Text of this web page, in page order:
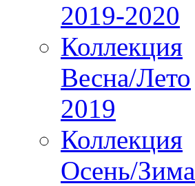
2019-2020
Коллекция
Весна/Лето
2019
Коллекция
Осень/Зима